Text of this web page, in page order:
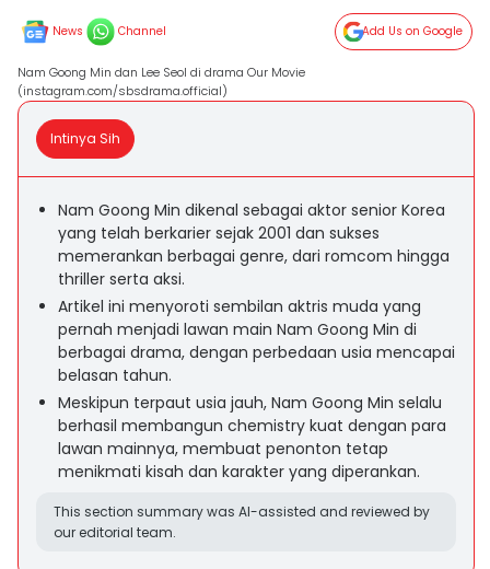
News Channel Add Us on Google
Nam Goong Min dan Lee Seol di drama Our Movie
(instagram.com/sbsdrama.official)
Intinya Sih
Nam Goong Min dikenal sebagai aktor senior Korea
yang telah berkarier sejak 2001 dan sukses
memerankan berbagai genre, dari romcom hingga
thriller serta aksi.
Artikel ini menyoroti sembilan aktris muda yang
pernah menjadi lawan main Nam Goong Min di
berbagai drama, dengan perbedaan usia mencapai
belasan tahun.
Meskipun terpaut usia jauh, Nam Goong Min selalu
berhasil membangun chemistry kuat dengan para
lawan mainnya, membuat penonton tetap
menikmati kisah dan karakter yang diperankan.
This section summary was AI-assisted and reviewed by
our editorial team.